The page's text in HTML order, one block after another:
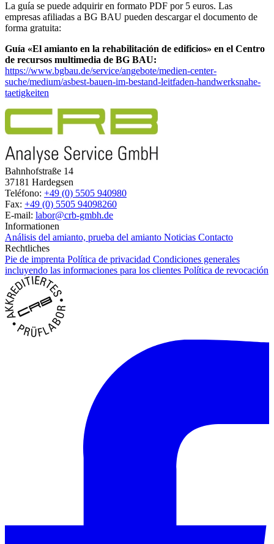
La guía se puede adquirir en formato PDF por 5 euros. Las
empresas afiliadas a BG BAU pueden descargar el documento de
forma gratuita:
Guía «El amianto en la rehabilitación de edificios» en el Centro
de recursos multimedia de BG BAU:
https://www.bgbau.de/service/angebote/medien-center-
suche/medium/asbest-bauen-im-bestand-leitfaden-handwerksnahe-
taetigkeiten
Bahnhofstraße 14
37181 Hardegsen
Teléfono: +49 (0) 5505 940980
Fax: +49 (0) 5505 94098260
E-mail: labor@crb-gmbh.de
Informationen
Análisis del amianto, prueba del amianto Noticias Contacto
Rechtliches
Pie de imprenta Política de privacidad Condiciones generales
incluyendo las informaciones para los clientes Política de revocación